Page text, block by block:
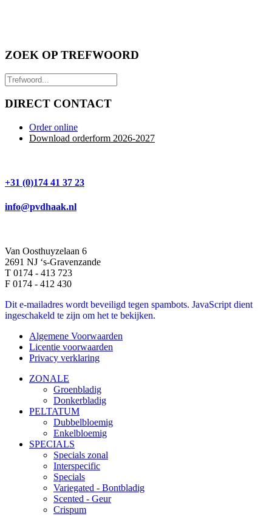
ZOEK OP TREFWOORD
DIRECT CONTACT
Order online
Download orderform 2026-2027
+31 (0)174 41 37 23
info@pvdhaak.nl
Van Oosthuyzelaan 6
2691 NJ ‘s-Gravenzande
T 0174 - 413 723
F 0174 - 412 430
Dit e-mailadres wordt beveiligd tegen spambots. JavaScript dient
ingeschakeld te zijn om het te bekijken.
Algemene Voorwaarden
Licentie voorwaarden
Privacy verklaring
ZONALE
Groenbladig
Donkerbladig
PELTATUM
Dubbelbloemig
Enkelbloemig
SPECIALS
Specials zonal
Interspecific
Specials
Variegated - Bontbladig
Scented - Geur
Crispum